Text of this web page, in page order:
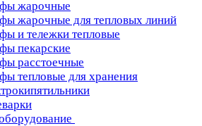
жарочные
жарочные для тепловых линий
и тележки тепловые
пекарские
расстоечные
тепловые для хранения